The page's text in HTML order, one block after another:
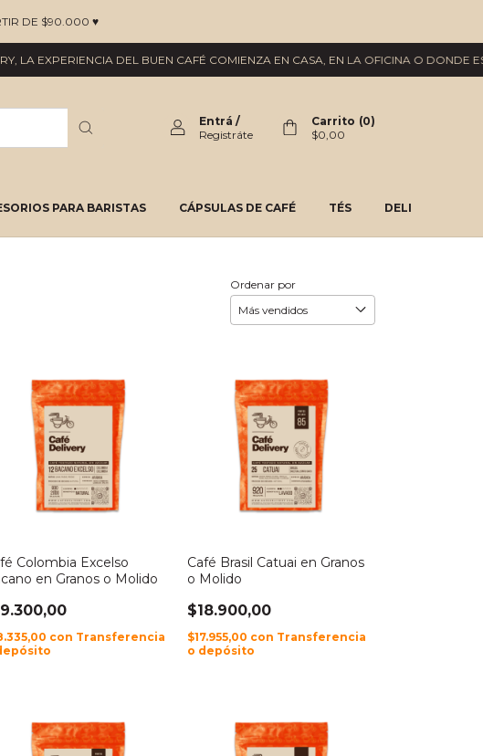
DE $90.000 ♥
EXPERIENCIA DEL BUEN CAFÉ COMIENZA EN CASA, EN LA OFICINA O DONDE ESTÉS.
Entrá /
Registráte
Carrito (0)
$0,00
PARA BARISTAS CÁPSULAS DE CAFÉ TÉS DELI
Ordenar por
Colombia Excelso
en Granos o Molido
con Transferencia
Café Brasil Catuai en Granos
o Molido
$18.900,00
$17.955,00 con Transferencia
o depósito